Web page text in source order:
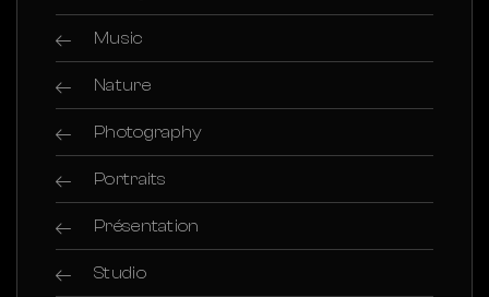
Music
Nature
Photography
Portraits
Présentation
Studio